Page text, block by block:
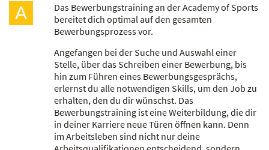
A
Das Bewerbungstraining an der Academy of Sports
bereitet dich optimal auf den gesamten
Bewerbungsprozess vor.
Angefangen bei der Suche und Auswahl einer
Stelle, über das Schreiben einer Bewerbung, bis
hin zum Führen eines Bewerbungsgesprächs,
erlernst du alle notwendigen Skills, um den Job zu
erhalten, den du dir wünschst. Das
Bewerbungstraining ist eine Weiterbildung, die dir
in deiner Karriere neue Türen öffnen kann. Denn
im Arbeitsleben sind nicht nur deine